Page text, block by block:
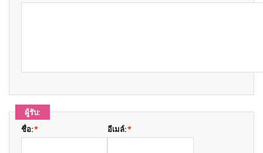
ผู้รับ:
*
ชื่อ: *
อีเมล์: